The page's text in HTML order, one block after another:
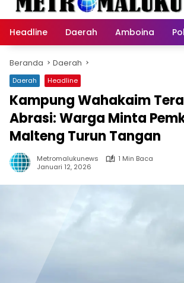
Headline Daerah Amboina
Beranda Daerah
Daerah Headline
Kampung Wahakaim
Abrasi: Warga Minta
Malteng Turun Tangan
Metromalukunews
1 Min Baca
Januari 12, 2026